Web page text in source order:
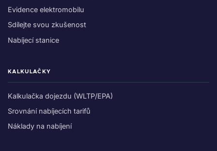
Evidence elektromobilu
Sdílejte svou zkušenost
Nabíjecí stanice
KALKULAČKY
Kalkulačka dojezdu (WLTP/EPA)
Srovnání nabíjecích tarifů
Náklady na nabíjení